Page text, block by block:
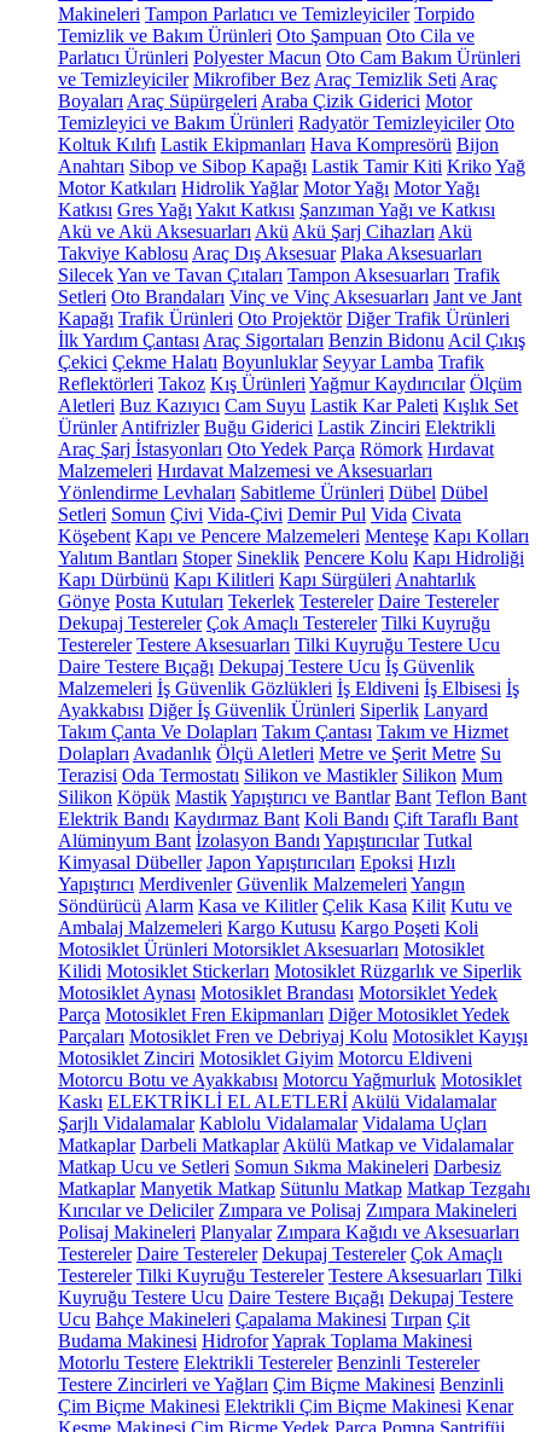
Makineleri Tampon Parlatıcı ve Temizleyiciler Torpido
Temizlik ve Bakım Ürünleri Oto Şampuan Oto Cila ve
Parlatıcı Ürünleri Polyester Macun Oto Cam Bakım Ürünleri
ve Temizleyiciler Mikrofiber Bez Araç Temizlik Seti Araç
Boyaları Araç Süpürgeleri Araba Çizik Giderici Motor
Temizleyici ve Bakım Ürünleri Radyatör Temizleyiciler Oto
Koltuk Kılıfı Lastik Ekipmanları Hava Kompresörü Bijon
Anahtarı Sibop ve Sibop Kapağı Lastik Tamir Kiti KrikoYağ
Motor Katkıları Hidrolik Yağlar Motor Yağı Motor Yağı
Katkısı Gres Yağı Yakıt Katkısı Şanzıman Yağı ve Katkısı
Akü ve Akü Aksesuarları Akü Akü Şarj Cihazları Akü
Takviye Kablosu Araç Dış Aksesuar Plaka Aksesuarları
SilecekYan ve Tavan Çıtaları Tampon Aksesuarları Trafik
Setleri Oto Brandaları Vinç ve Vinç Aksesuarları Jant ve Jant
Kapağı Trafik Ürünleri Oto Projektör Diğer Trafik Ürünleri
İlk Yardım Çantası Araç Sigortaları Benzin Bidonu Acil Çıkış
Çekici Çekme Halatı Boyunluklar Seyyar Lamba Trafik
Reflektörleri Takoz Kış Ürünleri Yağmur Kaydırıcılar Ölçüm
Aletleri Buz Kazıyıcı Cam Suyu Lastik Kar Paleti Kışlık Set
Ürünler Antifrizler Buğu Giderici Lastik Zinciri Elektrikli
Araç Şarj İstasyonları Oto Yedek Parça Römork Hırdavat
Malzemeleri Hırdavat Malzemesi ve Aksesuarları
Yönlendirme Levhaları Sabitleme Ürünleri Dübel Dübel
Setleri Somun Çivi Vida-Çivi Demir Pul Vida Civata
Köşebent Kapı ve Pencere Malzemeleri Menteşe Kapı Kolları
Yalıtım Bantları Stoper Sineklik Pencere Kolu Kapı Hidroliği
Kapı Dürbünü Kapı Kilitleri Kapı Sürgüleri Anahtarlık
Gönye Posta Kutuları Tekerlek Testereler Daire Testereler
Dekupaj Testereler Çok Amaçlı Testereler Tilki Kuyruğu
Testereler Testere Aksesuarları Tilki Kuyruğu Testere Ucu
Daire Testere Bıçağı Dekupaj Testere Ucu İş Güvenlik
Malzemeleri İş Güvenlik Gözlükleri İş Eldiveni İş Elbisesi İş
Ayakkabısı Diğer İş Güvenlik Ürünleri Siperlik Lanyard
Takım Çanta Ve Dolapları Takım Çantası Takım ve Hizmet
Dolapları Avadanlık Ölçü Aletleri Metre ve Şerit Metre Su
Terazisi Oda Termostatı Silikon ve Mastikler Silikon Mum
Silikon Köpük MastikYapıştırıcı ve Bantlar Bant Teflon Bant
Elektrik Bandı Kaydırmaz Bant Koli Bandı Çift Taraflı Bant
Alüminyum Bant İzolasyon Bandı Yapıştırıcılar Tutkal
Kimyasal Dübeller Japon Yapıştırıcıları Epoksi Hızlı
Yapıştırıcı Merdivenler Güvenlik Malzemeleri Yangın
Söndürücü Alarm Kasa ve Kilitler Çelik Kasa Kilit Kutu ve
Ambalaj Malzemeleri Kargo Kutusu Kargo Poşeti Koli
Motosiklet Ürünleri Motorsiklet Aksesuarları Motosiklet
Kilidi Motosiklet Stickerları Motosiklet Rüzgarlık ve Siperlik
Motosiklet Aynası Motosiklet Brandası Motorsiklet Yedek
Parça Motosiklet Fren Ekipmanları Diğer Motosiklet Yedek
Parçaları Motosiklet Fren ve Debriyaj Kolu Motosiklet Kayışı
Motosiklet Zinciri Motosiklet Giyim Motorcu Eldiveni
Motorcu Botu ve Ayakkabısı Motorcu Yağmurluk Motosiklet
Kaskı ELEKTRİKLİ EL ALETLERİ Akülü Vidalamalar
Şarjlı Vidalamalar Kablolu Vidalamalar Vidalama Uçları
Matkaplar Darbeli Matkaplar Akülü Matkap ve Vidalamalar
Matkap Ucu ve Setleri Somun Sıkma Makineleri Darbesiz
Matkaplar Manyetik Matkap Sütunlu Matkap Matkap Tezgahı
Kırıcılar ve Deliciler Zımpara ve Polisaj Zımpara Makineleri
Polisaj Makineleri Planyalar Zımpara Kağıdı ve Aksesuarları
Testereler Daire Testereler Dekupaj Testereler Çok Amaçlı
Testereler Tilki Kuyruğu Testereler Testere Aksesuarları Tilki
Kuyruğu Testere Ucu Daire Testere Bıçağı Dekupaj Testere
Ucu Bahçe Makineleri Çapalama Makinesi Tırpan Çit
Budama Makinesi HidroforYaprak Toplama Makinesi
Motorlu Testere Elektrikli Testereler Benzinli Testereler
Testere Zincirleri ve Yağları Çim Biçme Makinesi Benzinli
Çim Biçme Makinesi Elektrikli Çim Biçme Makinesi Kenar
Kesme Makinesi Çim Biçme Yedek Parça Pompa Santrifüj